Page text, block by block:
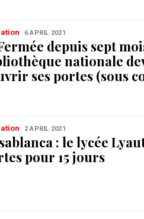
6 APRIL 2021
depuis sept
nationale
ses portes (sous
2 APRIL 2021
: le lycée
pour 15 jours